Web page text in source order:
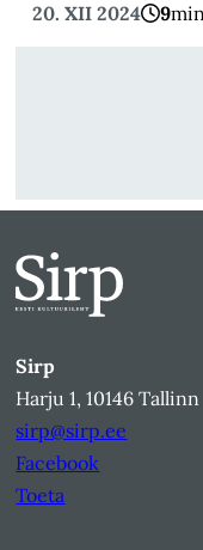
20. XII 2024 9
Sirp
Harju 1, 10146 Tallinn
sirp@sirp.ee
Facebook
Toeta